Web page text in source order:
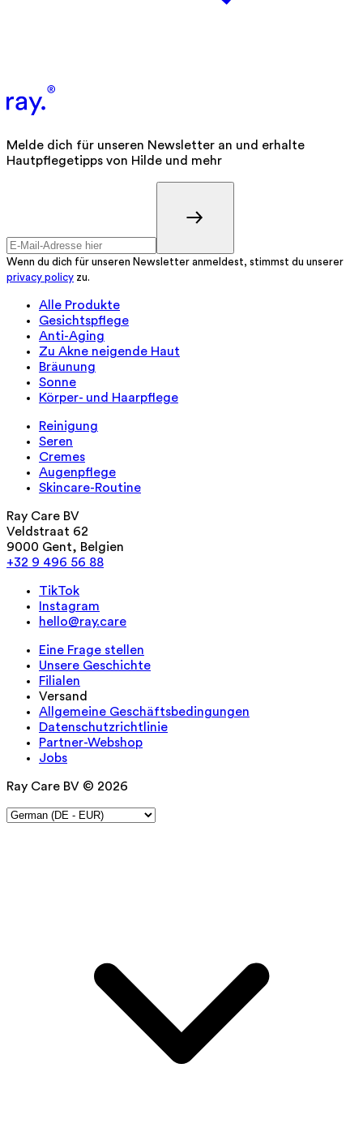
Melde dich für unseren Newsletter an und erhalte
Hautpflegetipps von Hilde und mehr
Wenn du dich für unseren Newsletter anmeldest, stimmst du unserer
privacy policy zu.
Alle Produkte
Gesichtspflege
Anti-Aging
Zu Akne neigende Haut
Bräunung
Sonne
Körper- und Haarpflege
Reinigung
Seren
Cremes
Augenpflege
Skincare-Routine
Ray Care BV
Veldstraat 62
9000 Gent, Belgien
+32 9 496 56 88
TikTok
Instagram
hello@ray.care
Eine Frage stellen
Unsere Geschichte
Filialen
Versand
Allgemeine Geschäftsbedingungen
Datenschutzrichtlinie
Partner-Webshop
Jobs
Ray Care BV © 2026